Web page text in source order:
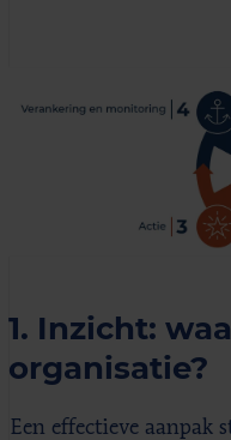
1. Inzicht:
organisatie?
Een effectieve aanpak